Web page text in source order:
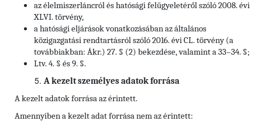
az élelmiszerláncról és hatósági felügyeletéről szóló 2008. évi
XLVI. törvény,
a hatósági eljárások vonatkozásában az általános
közigazgatási rendtartásról szóló 2016. évi CL. törvény (a
továbbiakban: Ákr.) 27. § (2) bekezdése, valamint a 33–34. §;
Ltv. 4. § és 9. §.
A kezelt személyes adatok forrása
A kezelt adatok forrása az érintett.
Amennyiben a kezelt adat forrása nem az érintett: